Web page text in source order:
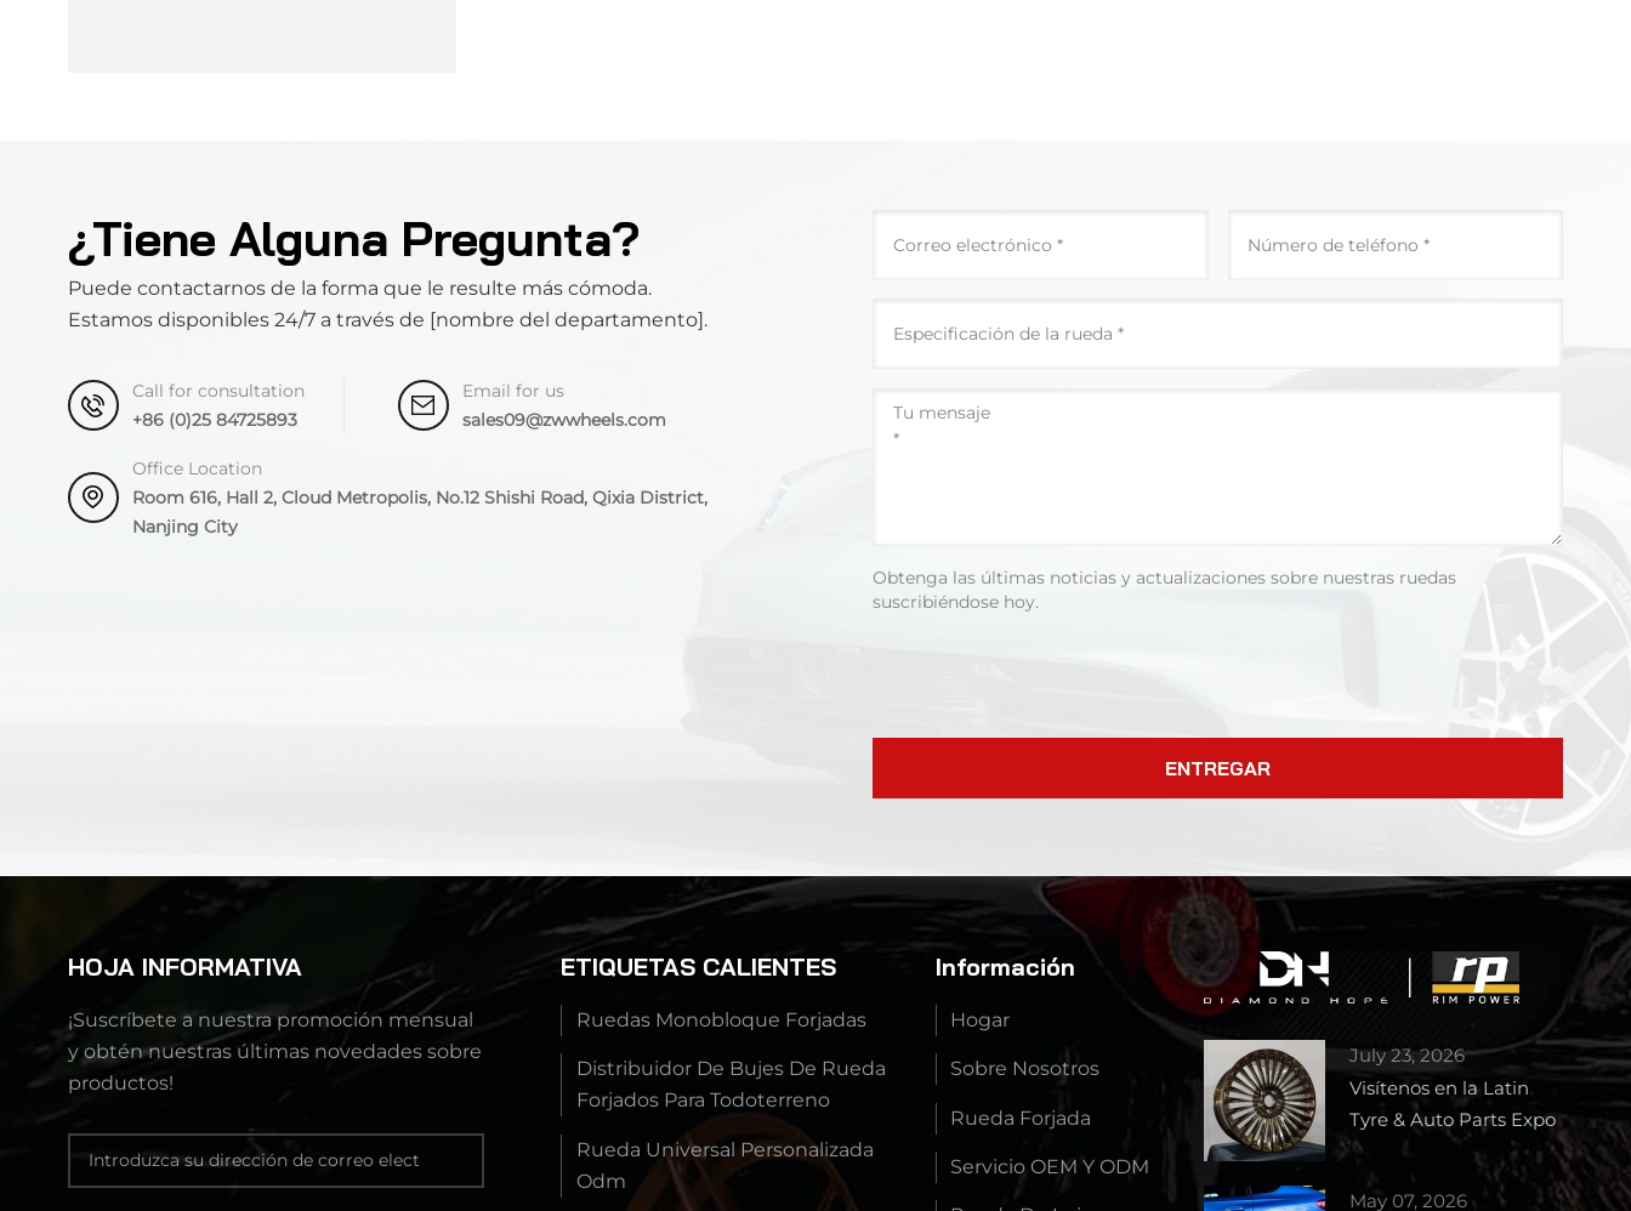
¿Tiene Alguna Pregunta?
Puede contactarnos de la forma que le resulte más cómoda.
Estamos disponibles 24/7 a través de [nombre del departamento].
Call for consultation
+86 (0)25 84725893
Email for us
sales09@zwwheels.com
Office Location
Room 616, Hall 2, Cloud Metropolis, No.12 Shishi Road, Qixia District,
Nanjing City
Obtenga las últimas noticias y actualizaciones sobre nuestras ruedas
suscribiéndose hoy.
ENTREGAR
HOJA INFORMATIVA
¡Suscríbete a nuestra promoción mensual
y obtén nuestras últimas novedades sobre
productos!
ETIQUETAS CALIENTES
Ruedas Monobloque Forjadas
Distribuidor De Bujes De Rueda
Forjados Para Todoterreno
Rueda Universal Personalizada
Odm
Información
Hogar
Sobre Nosotros
Rueda Forjada
Servicio OEM Y ODM
July 23, 2026
Visítenos en la Latin
Tyre & Auto Parts Expo
2026 – Stand 1727
May 07, 2026